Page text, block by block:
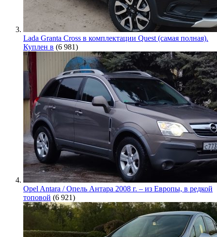
Lada Granta Cross в комплектации Quest (самая полная).
Куплен в (6 981)
Opel Antara / Опель Антара 2008 г. – из Европы, в редкой
топовой (6 921)